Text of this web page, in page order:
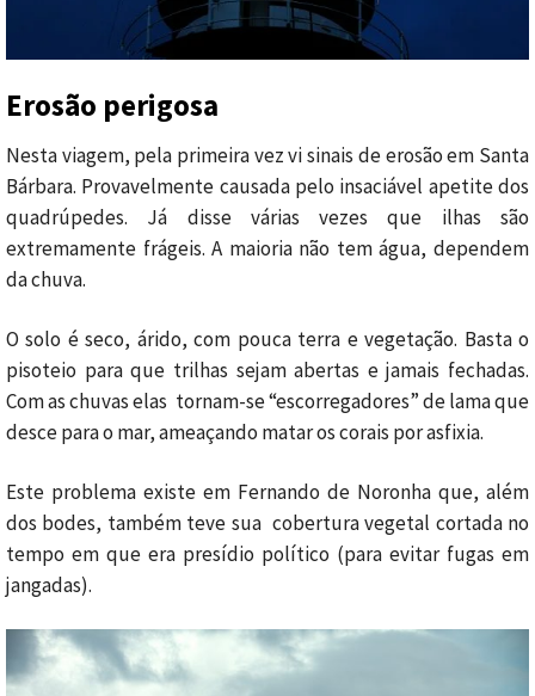
Erosão perigosa
Nesta viagem, pela primeira vez vi sinais de erosão em Santa
Bárbara. Provavelmente causada pelo insaciável apetite dos
quadrúpedes. Já disse várias vezes que ilhas são
extremamente frágeis. A maioria não tem água, dependem
da chuva.
O solo é seco, árido, com pouca terra e vegetação. Basta o
pisoteio para que trilhas sejam abertas e jamais fechadas.
Com as chuvas elas tornam-se “escorregadores” de lama que
desce para o mar, ameaçando matar os corais por asfixia.
Este problema existe em Fernando de Noronha que, além
dos bodes, também teve sua cobertura vegetal cortada no
tempo em que era presídio político (para evitar fugas em
jangadas).